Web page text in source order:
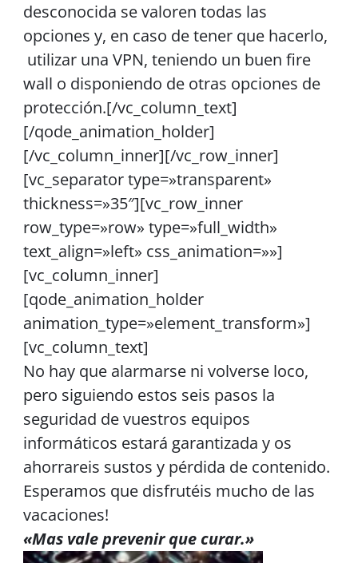
desconocida se valoren todas las
opciones y, en caso de tener que hacerlo,
utilizar una VPN, teniendo un buen fire
wall o disponiendo de otras opciones de
protección.[/vc_column_text]
[/qode_animation_holder]
[/vc_column_inner][/vc_row_inner]
[vc_separator type=»transparent»
thickness=»35″][vc_row_inner
row_type=»row» type=»full_width»
text_align=»left» css_animation=»»]
[vc_column_inner]
[qode_animation_holder
animation_type=»element_transform»]
[vc_column_text]
No hay que alarmarse ni volverse loco,
pero siguiendo estos seis pasos la
seguridad de vuestros equipos
informáticos estará garantizada y os
ahorrareis sustos y pérdida de contenido.
Esperamos que disfrutéis mucho de las
vacaciones!
«Mas vale prevenir que curar.»